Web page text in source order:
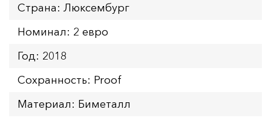
Страна: Люксембург
Номинал: 2 евро
Год: 2018
Сохранность: Proof
Материал: Биметалл